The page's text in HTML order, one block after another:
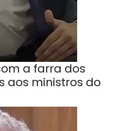
a farra dos
aos ministros do